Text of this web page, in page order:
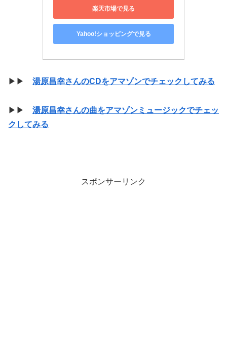
楽天市場で見る
Yahoo!ショッピングで見る
▶▶ 湯原昌幸さんのCDをアマゾンでチェックしてみる
▶▶ 湯原昌幸さんの曲をアマゾンミュージックでチェッ
クしてみる
スポンサーリンク